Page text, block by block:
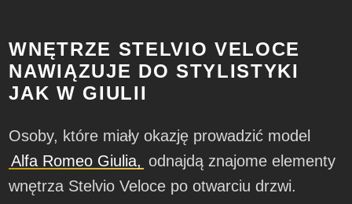
WNĘTRZE STELVIO VELOCE
NAWIĄZUJE DO STYLISTYKI
JAK W GIULII
Osoby, które miały okazję prowadzić model
Alfa Romeo Giulia, odnajdą znajome elementy
wnętrza Stelvio Veloce po otwarciu drzwi.